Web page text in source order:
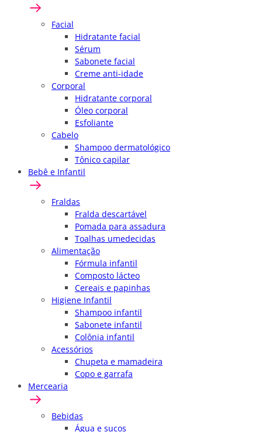
Facial
Hidratante facial
Sérum
Sabonete facial
Creme anti-idade
Corporal
Hidratante corporal
Óleo corporal
Esfoliante
Cabelo
Shampoo dermatológico
Tônico capilar
Bebê e Infantil
Fraldas
Fralda descartável
Pomada para assadura
Toalhas umedecidas
Alimentação
Fórmula infantil
Composto lácteo
Cereais e papinhas
Higiene Infantil
Shampoo infantil
Sabonete infantil
Colônia infantil
Acessórios
Chupeta e mamadeira
Copo e garrafa
Mercearia
Bebidas
Água e sucos